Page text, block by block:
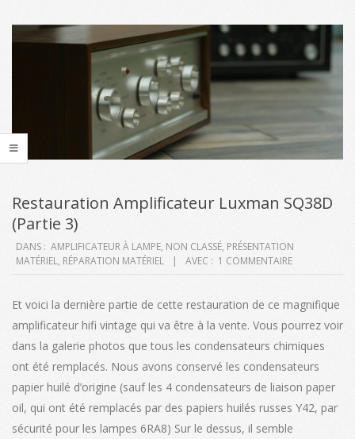
Restauration Amplificateur Luxman SQ38D
(Partie 3)
2020-
10-
DANS : AMPLIFICATEUR À LAMPE, NON CLASSÉ, PRÉSENTATION
MATÉRIEL, RÉPARATION MATÉRIEL AVEC : 1 COMMENTAIRE
Et voici la dernière partie de cette restauration de ce magnifique
amplificateur hifi vintage qui va être à la vente. Vous pourrez voir
dans la galerie photos que tous les condensateurs chimiques
ont été remplacés. Nous avons conservé les condensateurs
papier huilé d’origine (sauf les 4 condensateurs de liaison paper
oil, qui ont été remplacés par des papiers huilés russes Y42, par
sécurité pour les lampes 6RA8) Sur le dessus, il semble